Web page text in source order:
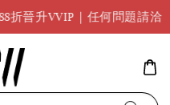
｜任何問題請洽 任何問